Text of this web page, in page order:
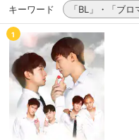
キーワード 「BL」・「ブ
1